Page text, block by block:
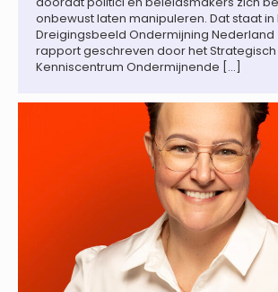
onbewust laten manipuleren. Dat staat in
Dreigingsbeeld Ondermijning Nederland
rapport geschreven door het Strategisch
Kenniscentrum Ondermijnende […]